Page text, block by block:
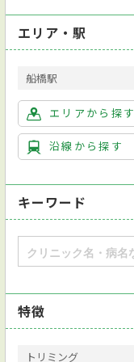
エリア・駅
船橋駅
エリアから探す
沿線から探す
キーワード
特徴
トリミング